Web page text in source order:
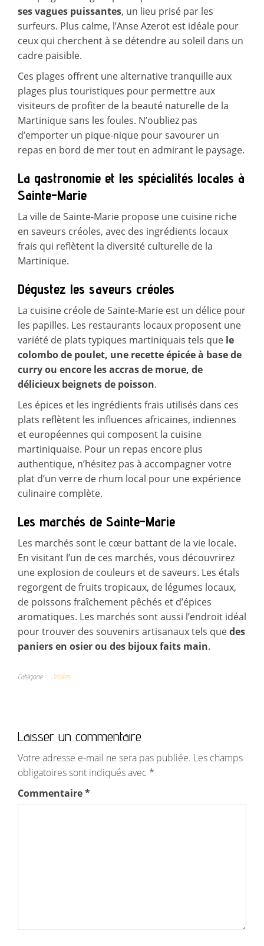
ses vagues puissantes, un lieu prisé par les
surfeurs. Plus calme, l’Anse Azerot est idéale pour
ceux qui cherchent à se détendre au soleil dans un
cadre paisible.
Ces plages offrent une alternative tranquille aux
plages plus touristiques pour permettre aux
visiteurs de profiter de la beauté naturelle de la
Martinique sans les foules. N’oubliez pas
d’emporter un pique-nique pour savourer un
repas en bord de mer tout en admirant le paysage.
La gastronomie et les spécialités locales à
Sainte-Marie
La ville de Sainte-Marie propose une cuisine riche
en saveurs créoles, avec des ingrédients locaux
frais qui reflètent la diversité culturelle de la
Martinique.
Dégustez les saveurs créoles
La cuisine créole de Sainte-Marie est un délice pour
les papilles. Les restaurants locaux proposent une
variété de plats typiques martiniquais tels que le
colombo de poulet, une recette épicée à base de
curry ou encore les accras de morue, de
délicieux beignets de poisson.
Les épices et les ingrédients frais utilisés dans ces
plats reflètent les influences africaines, indiennes
et européennes qui composent la cuisine
martiniquaise. Pour un repas encore plus
authentique, n’hésitez pas à accompagner votre
plat d’un verre de rhum local pour une expérience
culinaire complète.
Les marchés de Sainte-Marie
Les marchés sont le cœur battant de la vie locale.
En visitant l’un de ces marchés, vous découvrirez
une explosion de couleurs et de saveurs. Les étals
regorgent de fruits tropicaux, de légumes locaux,
de poissons fraîchement pêchés et d’épices
aromatiques. Les marchés sont aussi l’endroit idéal
pour trouver des souvenirs artisanaux tels quedes
paniers en osier ou des bijoux faits main.
Catégorie Visites
Laisser un commentaire
Votre adresse e-mail ne sera pas publiée. Les champs
obligatoires sont indiqués avec *
Commentaire*